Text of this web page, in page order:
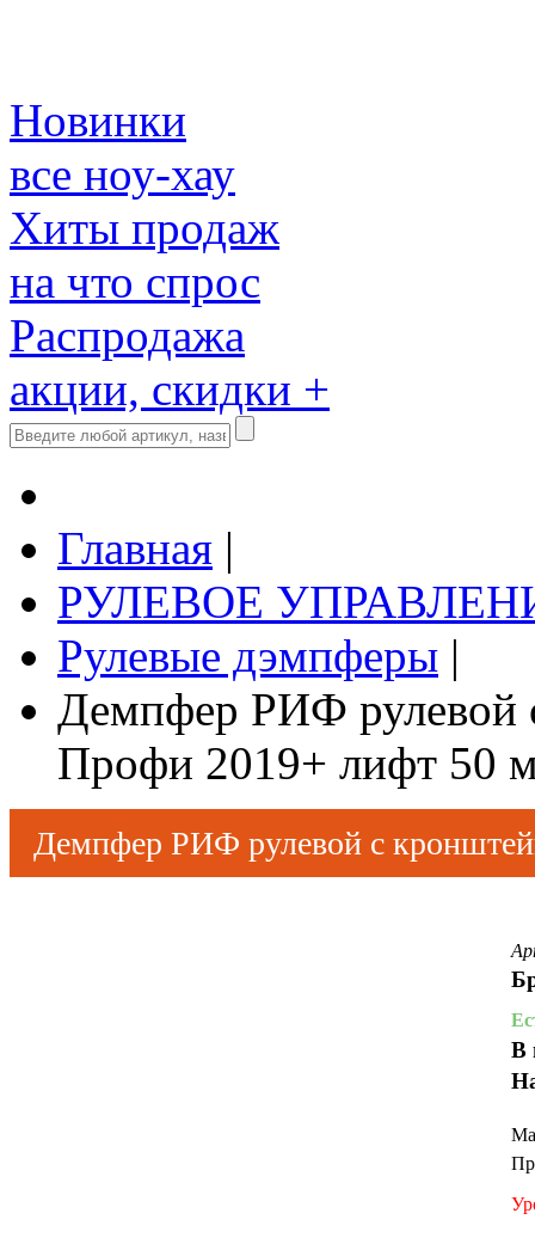
Новинки
все ноу-хау
Хиты продаж
на что спрос
Распродажа
акции, скидки +
Главная |
РУЛЕВОЕ
Рулевые дэмпферы |
Демпфер РИФ рулевой
Профи 2019+ лифт 50
Демпфер РИФ рулевой с
В